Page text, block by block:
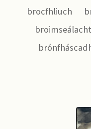
brocfhliuch
broimseálacht